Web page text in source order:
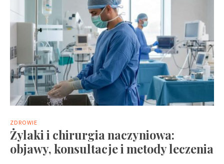
ZDROWIE
Żylaki i chirurgia naczyniowa:
objawy, konsultacje i metody leczenia